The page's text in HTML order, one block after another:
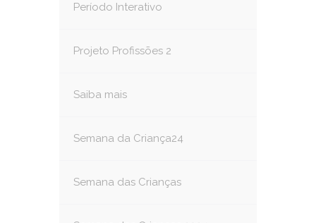
Período Interativo
Projeto Profissões 2
Saiba mais
Semana da Criança24
Semana das Crianças